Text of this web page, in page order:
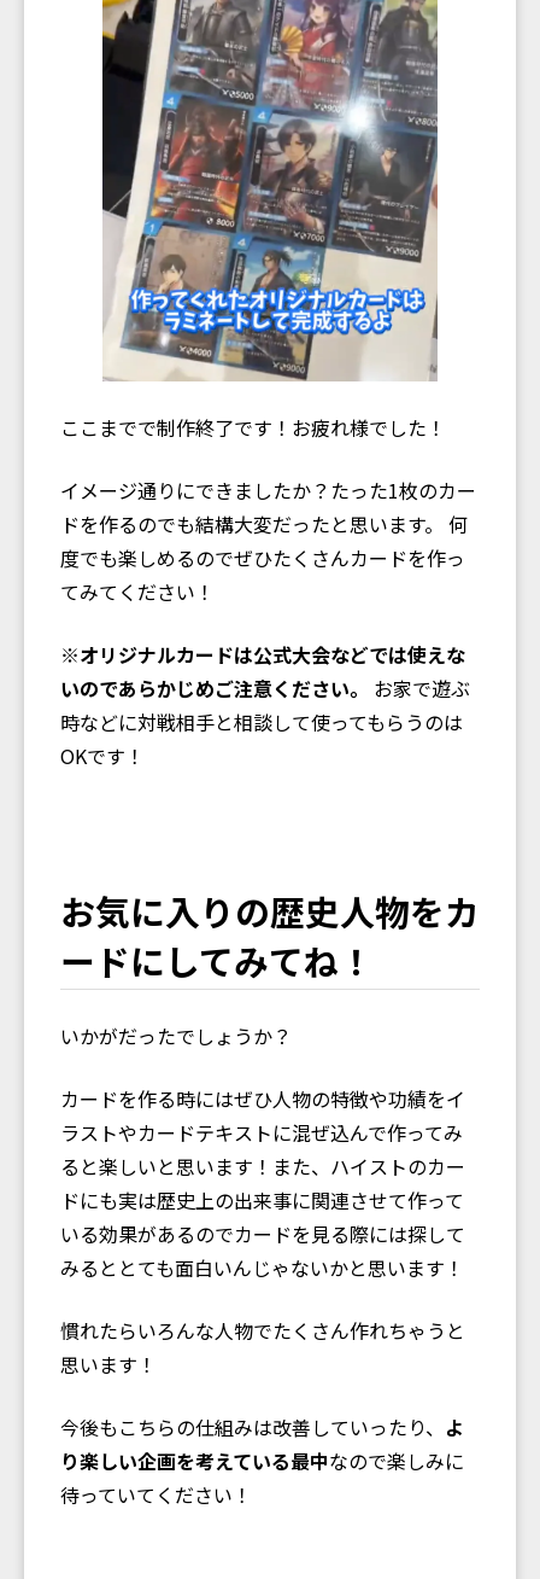
ここまでで制作終了です！お疲れ様でした！
イメージ通りにできましたか？たった1枚のカー
ドを作るのでも結構大変だったと思います。 何
度でも楽しめるのでぜひたくさんカードを作っ
てみてください！
※オリジナルカードは公式大会などでは使えな
いのであらかじめご注意ください。
お家で遊ぶ
時などに対戦相手と相談して使ってもらうのは
OKです！
お気に入りの歴史人物をカ
ードにしてみてね！
いかがだったでしょうか？
カードを作る時にはぜひ人物の特徴や功績をイ
ラストやカードテキストに混ぜ込んで作ってみ
ると楽しいと思います！また、ハイストのカー
ドにも実は歴史上の出来事に関連させて作って
いる効果があるのでカードを見る際には探して
みるととても面白いんじゃないかと思います！
慣れたらいろんな人物でたくさん作れちゃうと
思います！
今後もこちらの仕組みは改善していったり、 よ
り楽しい企画を考えている最中なので楽しみに
待っていてください！